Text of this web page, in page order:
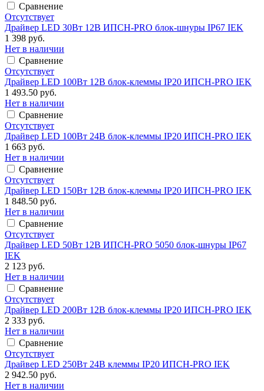
Сравнение
Отсутствует
Драйвер LED 30Вт 12В ИПСН-PRO блок-шнуры IP67 IEK
1 398 руб.
Нет в наличии
Сравнение
Отсутствует
Драйвер LED 100Вт 12В блок-клеммы IP20 ИПСН-PRO IEK
1 493.50 руб.
Нет в наличии
Сравнение
Отсутствует
Драйвер LED 100Вт 24В блок-клеммы IP20 ИПСН-PRO IEK
1 663 руб.
Нет в наличии
Сравнение
Отсутствует
Драйвер LED 150Вт 12В блок-клеммы IP20 ИПСН-PRO IEK
1 848.50 руб.
Нет в наличии
Сравнение
Отсутствует
Драйвер LED 50Вт 12В ИПСН-PRO 5050 блок-шнуры IP67
IEK
2 123 руб.
Нет в наличии
Сравнение
Отсутствует
Драйвер LED 200Вт 12В блок-клеммы IP20 ИПСН-PRO IEK
2 333 руб.
Нет в наличии
Сравнение
Отсутствует
Драйвер LED 250Вт 24В клеммы IP20 ИПСН-PRO IEK
2 942.50 руб.
Нет в наличии